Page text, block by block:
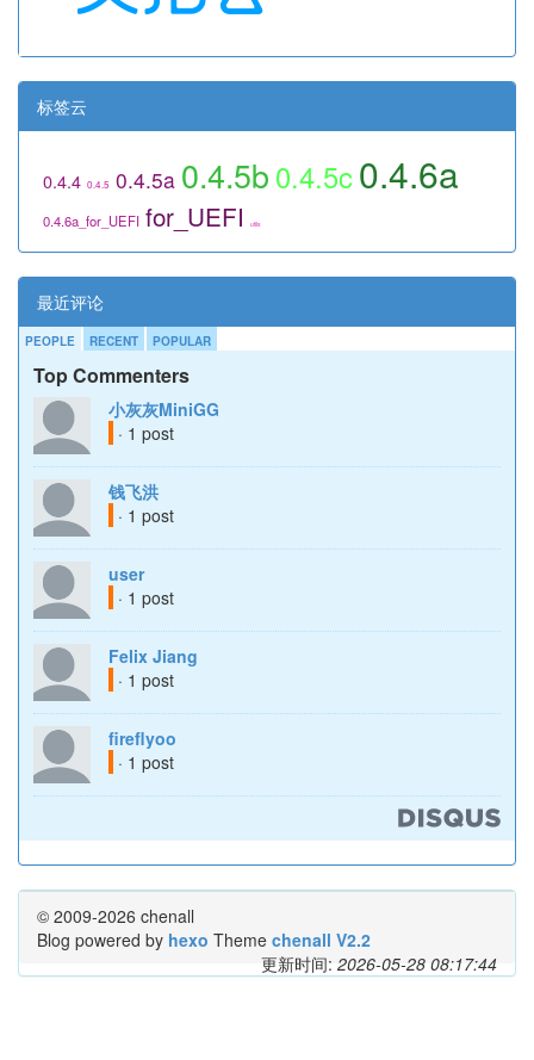
标签云
0.4.4 0.4.5 0.4.5a 0.4.5b 0.4.5c0.4.6a
0.4.6a_for_UEFI for_UEFI utils
最近评论
PEOPLE RECENT POPULAR
Top Commenters
小灰灰MiniGG
· 1 post
钱飞洪
· 1 post
user
· 1 post
Felix Jiang
· 1 post
fireflyoo
· 1 post
© 2009-2026 chenall
Blog powered by hexo Theme chenall V2.2
更新时间: 2026-05-28 08:17:44